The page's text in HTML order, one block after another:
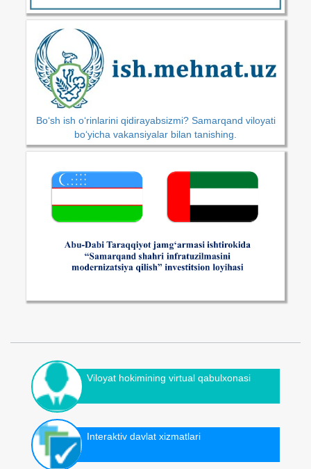
Bo‘sh ish o‘rinlarini qidirayabsizmi? Samarqand viloyati
bo‘yicha vakansiyalar bilan tanishing.
Viloyat hokimining virtual qabulxonasi
Interaktiv davlat xizmatlari